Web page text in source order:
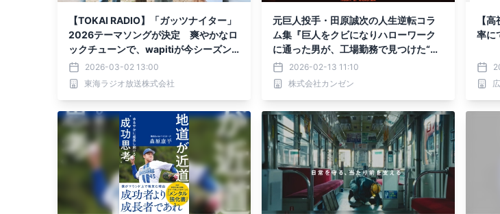
【TOKAI RADIO】「ガッツナイター」
2026テーマソングが決定 爽やかなロ
ックチューンで、wapitiが今シーズン
を盛り上げる
2026-03-02 13:00
東海ラジオ放送株式会社
元巨人投手・田原誠次の人生逆転コラ
ム集『巨人をクビになりハローワーク
に通った男が、工場勤務で見つけた“本
当の幸せ”』2月16日発売
2026-02-13 11:10
株式会社カンゼン
【
率に